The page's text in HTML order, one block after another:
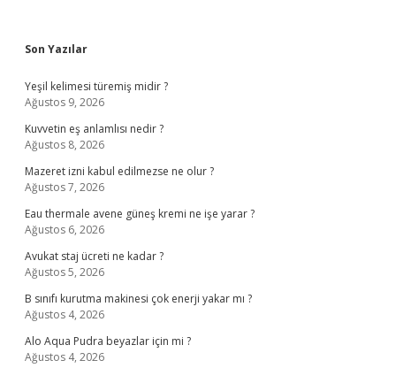
Sidebar
Son Yazılar
Yeşil kelimesi türemiş midir ?
Ağustos 9, 2026
Kuvvetin eş anlamlısı nedir ?
Ağustos 8, 2026
Mazeret izni kabul edilmezse ne olur ?
Ağustos 7, 2026
Eau thermale avene güneş kremi ne işe yarar ?
Ağustos 6, 2026
Avukat staj ücreti ne kadar ?
Ağustos 5, 2026
B sınıfı kurutma makinesi çok enerji yakar mı ?
Ağustos 4, 2026
Alo Aqua Pudra beyazlar için mi ?
Ağustos 4, 2026